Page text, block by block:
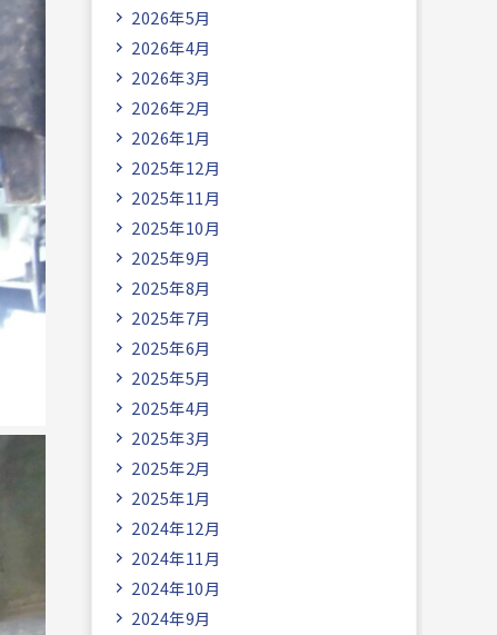
2026年5月
2026年4月
2026年3月
2026年2月
2026年1月
2025年12月
2025年11月
2025年10月
2025年9月
2025年8月
2025年7月
2025年6月
2025年5月
2025年4月
2025年3月
2025年2月
2025年1月
2024年12月
2024年11月
2024年10月
2024年9月